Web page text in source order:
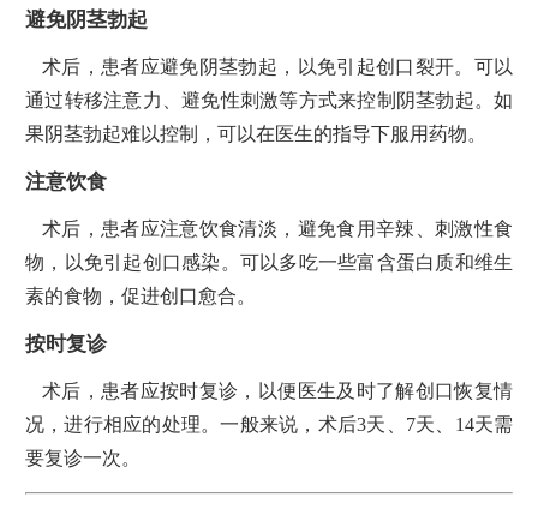
避免阴茎勃起
术后，患者应避免阴茎勃起，以免引起创口裂开。可以
通过转移注意力、避免性刺激等方式来控制阴茎勃起。如
果阴茎勃起难以控制，可以在医生的指导下服用药物。
注意饮食
术后，患者应注意饮食清淡，避免食用辛辣、刺激性食
物，以免引起创口感染。可以多吃一些富含蛋白质和维生
素的食物，促进创口愈合。
按时复诊
术后，患者应按时复诊，以便医生及时了解创口恢复情
况，进行相应的处理。一般来说，术后3天、7天、14天需
要复诊一次。